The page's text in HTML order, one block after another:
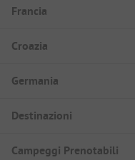
Francia
Croazia
Germania
Destinazioni
Campeggi Prenotabili